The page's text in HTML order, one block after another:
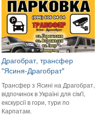
Драгобрат, трансфер
"Ясиня-Драгобрат"
Трансфер з Ясині на Драгобрат,
відпочинок в Україні для сім'ї,
екскурсії в гори, тури по
Карпатам.